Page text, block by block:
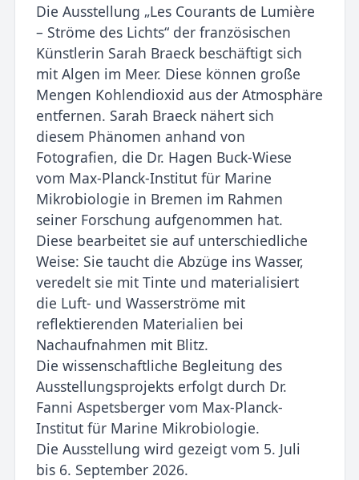
Die Ausstellung „Les Courants de Lumière
– Ströme des Lichts“ der französischen
Künstlerin Sarah Braeck beschäftigt sich
mit Algen im Meer. Diese können große
Mengen Kohlendioxid aus der Atmosphäre
entfernen. Sarah Braeck nähert sich
diesem Phänomen anhand von
Fotografien, die Dr. Hagen Buck-Wiese
vom Max-Planck-Institut für Marine
Mikrobiologie in Bremen im Rahmen
seiner Forschung aufgenommen hat.
Diese bearbeitet sie auf unterschiedliche
Weise: Sie taucht die Abzüge ins Wasser,
veredelt sie mit Tinte und materialisiert
die Luft- und Wasserströme mit
reflektierenden Materialien bei
Nachaufnahmen mit Blitz.
Die wissenschaftliche Begleitung des
Ausstellungsprojekts erfolgt durch Dr.
Fanni Aspetsberger vom Max-Planck-
Institut für Marine Mikrobiologie.
Die Ausstellung wird gezeigt vom 5. Juli
bis 6. September 2026.